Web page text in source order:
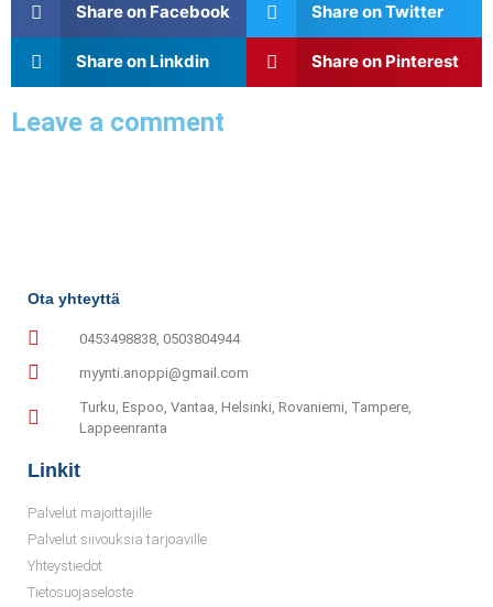
Share on Facebook Share on Twitter
Share on Linkdin Share on Pinterest
Leave a comment
Ota yhteyttä
0453498838, 0503804944
myynti.anoppi@gmail.com
Turku, Espoo, Vantaa, Helsinki, Rovaniemi, Tampere,
Lappeenranta
Linkit
Palvelut majoittajille
Palvelut siivouksia tarjoaville
Yhteystiedot
Tietosuojaseloste